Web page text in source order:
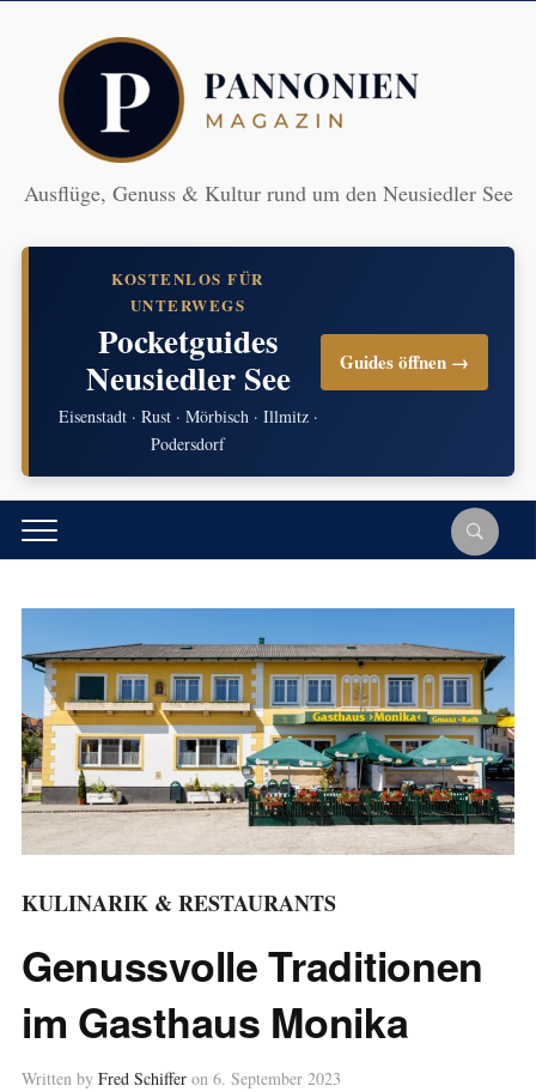
Ausflüge, Genuss & Kultur rund um den Neusiedler See
KOSTENLOS FÜR
UNTERWEGS
Pocketguides
Neusiedler See
Eisenstadt · Rust · Mörbisch · Illmitz ·
Podersdorf
Guides öffnen →
KULINARIK & RESTAURANTS
Genussvolle Traditionen
im Gasthaus Monika
Written by Fred Schiffer on 6. September 2023